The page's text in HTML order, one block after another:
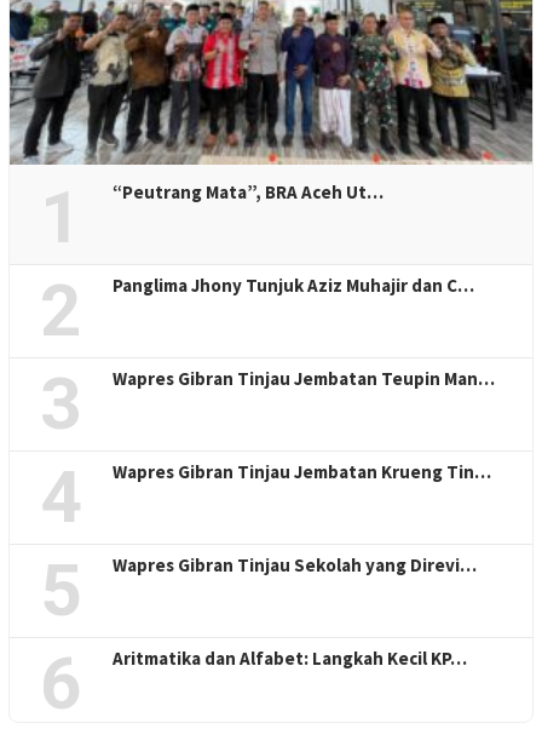
1 “Peutrang Mata”, BRA Aceh Ut…
2 Panglima Jhony Tunjuk Aziz Muhajir dan C…
3 Wapres Gibran Tinjau Jembatan Teupin Man…
4 Wapres Gibran Tinjau Jembatan Krueng Tin…
5 Wapres Gibran Tinjau Sekolah yang Direvi…
6 Aritmatika dan Alfabet: Langkah Kecil KP…